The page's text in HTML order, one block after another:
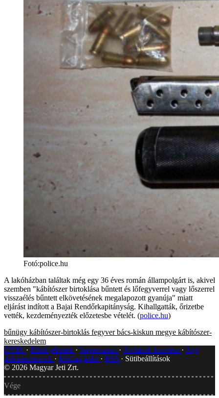
Fotó:police.hu
A lakóházban találtak még egy 36 éves román állampolgárt is, akivel
szemben "kábítószer birtoklása bűntett és lőfegyverrel vagy lőszerrel
visszaélés bűntett elkövetésének megalapozott gyanúja" miatt
eljárást indított a Bajai Rendőrkapitányság. Kihallgatták, őrizetbe
vették, kezdeményezték előzetesbe vételét. (police.hu)
bűnügy kábítószer-birtoklás fegyver bács-kiskun megye kábítószer-
kereskedelem
GYIK
Hibát jelentek Impresszum Javítások kezelése
Jogi
dokumentumok
Médiaajánlat RSS
Sütibeállítások
© 2026 Magyar Jeti Zrt.
Vége